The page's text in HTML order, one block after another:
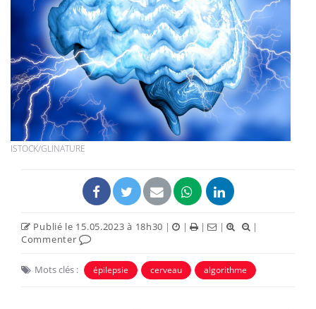
ISTOCK/GLINATURE
Publié le 15.05.2023 à 18h30 | | | |
|
Commenter
Mots clés : épilepsie cerveau algorithme